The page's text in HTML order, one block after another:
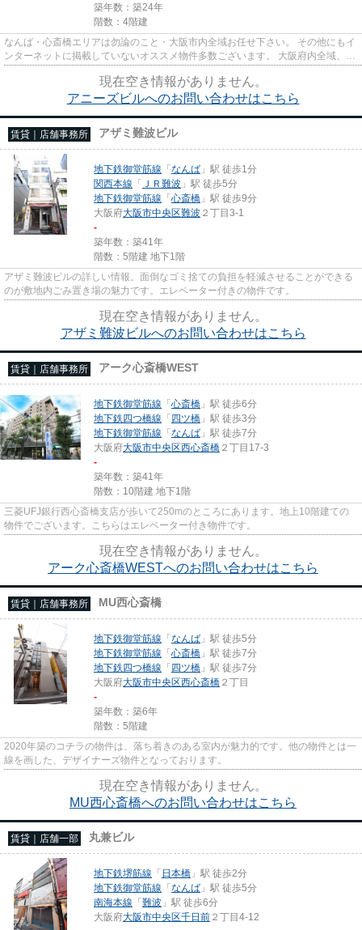
築年数：築24年
階数：4階建
なんば・心斎橋エリアは勿論のこと・大阪市内全域お任せ下さい。 その他にもイ
ンターネットに掲載していないオススメ物件多数ございます。 大阪府内全域、経
験豊富なスタッフがご対応...
現在空き情報がありません。
アニーズビルへのお問い合わせはこちら
賃貸｜店舗事務所 アザミ難波ビル
地下鉄御堂筋線 「なんば 」駅 徒歩1分
関西本線 「 ＪＲ難波 」駅 徒歩5分
地下鉄御堂筋線 「心斎橋 」駅 徒歩9分
大阪府大阪市中央区難波 ２丁目3-1
-
築年数：築41年
階数：5階建 地下1階
アザミ難波ビルの詳しい情報。面倒なゴミ捨ての負担を軽減させることができる
のが敷地内ごみ置き場の魅力です。エレベーター付きの物件です。
現在空き情報がありません。
アザミ難波ビルへのお問い合わせはこちら
賃貸｜店舗事務所 アーク心斎橋WEST
地下鉄御堂筋線 「心斎橋 」駅 徒歩6分
地下鉄四つ橋線 「四ツ橋 」駅 徒歩3分
地下鉄御堂筋線 「なんば 」駅 徒歩7分
大阪府大阪市中央区西心斎橋 ２丁目17-3
-
築年数：築41年
階数：10階建 地下1階
三菱UFJ銀行西心斎橋支店が歩いて250mのところにあります。地上10階建ての
物件でございます。こちらはエレベーター付き物件です。
現在空き情報がありません。
アーク心斎橋WESTへのお問い合わせはこちら
賃貸｜店舗事務所 MU西心斎橋
地下鉄御堂筋線 「なんば 」駅 徒歩5分
地下鉄御堂筋線 「心斎橋 」駅 徒歩7分
地下鉄四つ橋線 「四ツ橋 」駅 徒歩7分
大阪府大阪市中央区西心斎橋 ２丁目
-
築年数：築6年
階数：5階建
2020年築のコチラの物件は、落ち着きのある室内が魅力的です。他の物件とは一
線を画した、デザイナーズ物件となっております。
現在空き情報がありません。
MU西心斎橋へのお問い合わせはこちら
賃貸｜店舗一部 丸兼ビル
地下鉄堺筋線 「 日本橋 」駅 徒歩2分
地下鉄御堂筋線 「なんば 」駅 徒歩5分
南海本線 「難波 」駅 徒歩6分
大阪府大阪市中央区千日前 ２丁目4-12